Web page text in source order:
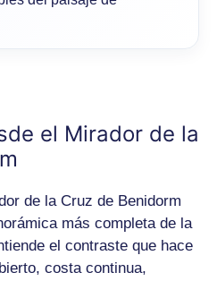
el Mirador de la
de la Cruz de Benidorm
más completa de la
el contraste que hace
costa continua,